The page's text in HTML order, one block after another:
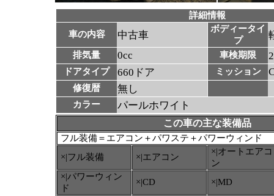
詳細情報
車の内容
中古車
ボディータイ
プ
排気量 0cc 車検期限
ドアタイプ 660ドア ミッション
修復暦 無し
カラー パールホワイト
この車の主な装備品
フル装備＝エアコン＋パワステ＋パワーウィンド
×|フル装備
×|エアコン
×|オートエアコ
ン
×|パワーウィン
ド
×|CD ×|MD